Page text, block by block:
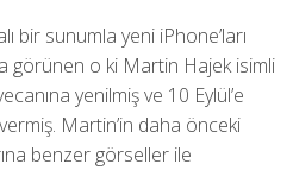
bir sunumla yeni iPhone’ları
görünen o ki Martin Hajek isimli
yenilmiş ve 10 Eylül’e
Martin’in daha önceki
benzer görseller ile